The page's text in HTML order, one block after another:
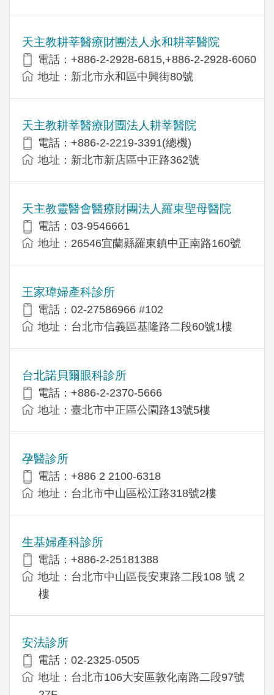
天主教耕莘醫療財團法人永和耕莘醫院
電話：+886-2-2928-6815,+886-2-2928-6060
地址：新北市永和區中興街80號
天主教耕莘醫療財團法人耕莘醫院
電話：+886-2-2219-3391(總機)
地址：新北市新店區中正路362號
天主教靈醫會醫療財團法人羅東聖母醫院
電話：03-9546661
地址：26546宜蘭縣羅東鎮中正南路160號
王家瑋婦產科診所
電話：02-27586966 #102
地址：台北市信義區基隆路二段60號1樓
台北諾貝爾眼科診所
電話：+886-2-2370-5666
地址：臺北市中正區公園路13號5樓
孕醫診所
電話：+886 2 2100-6318
地址：台北市中山區松江路318號2樓
生基婦產科診所
電話：+886-2-25181388
地址：台北市中山區長安東路二段108 號 2
樓
安法診所
電話：02-2325-0505
地址：台北市106大安區敦化南路二段97號